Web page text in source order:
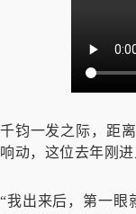
千钧一发之际，距
响动，这位去年刚
“我出来后，第一眼